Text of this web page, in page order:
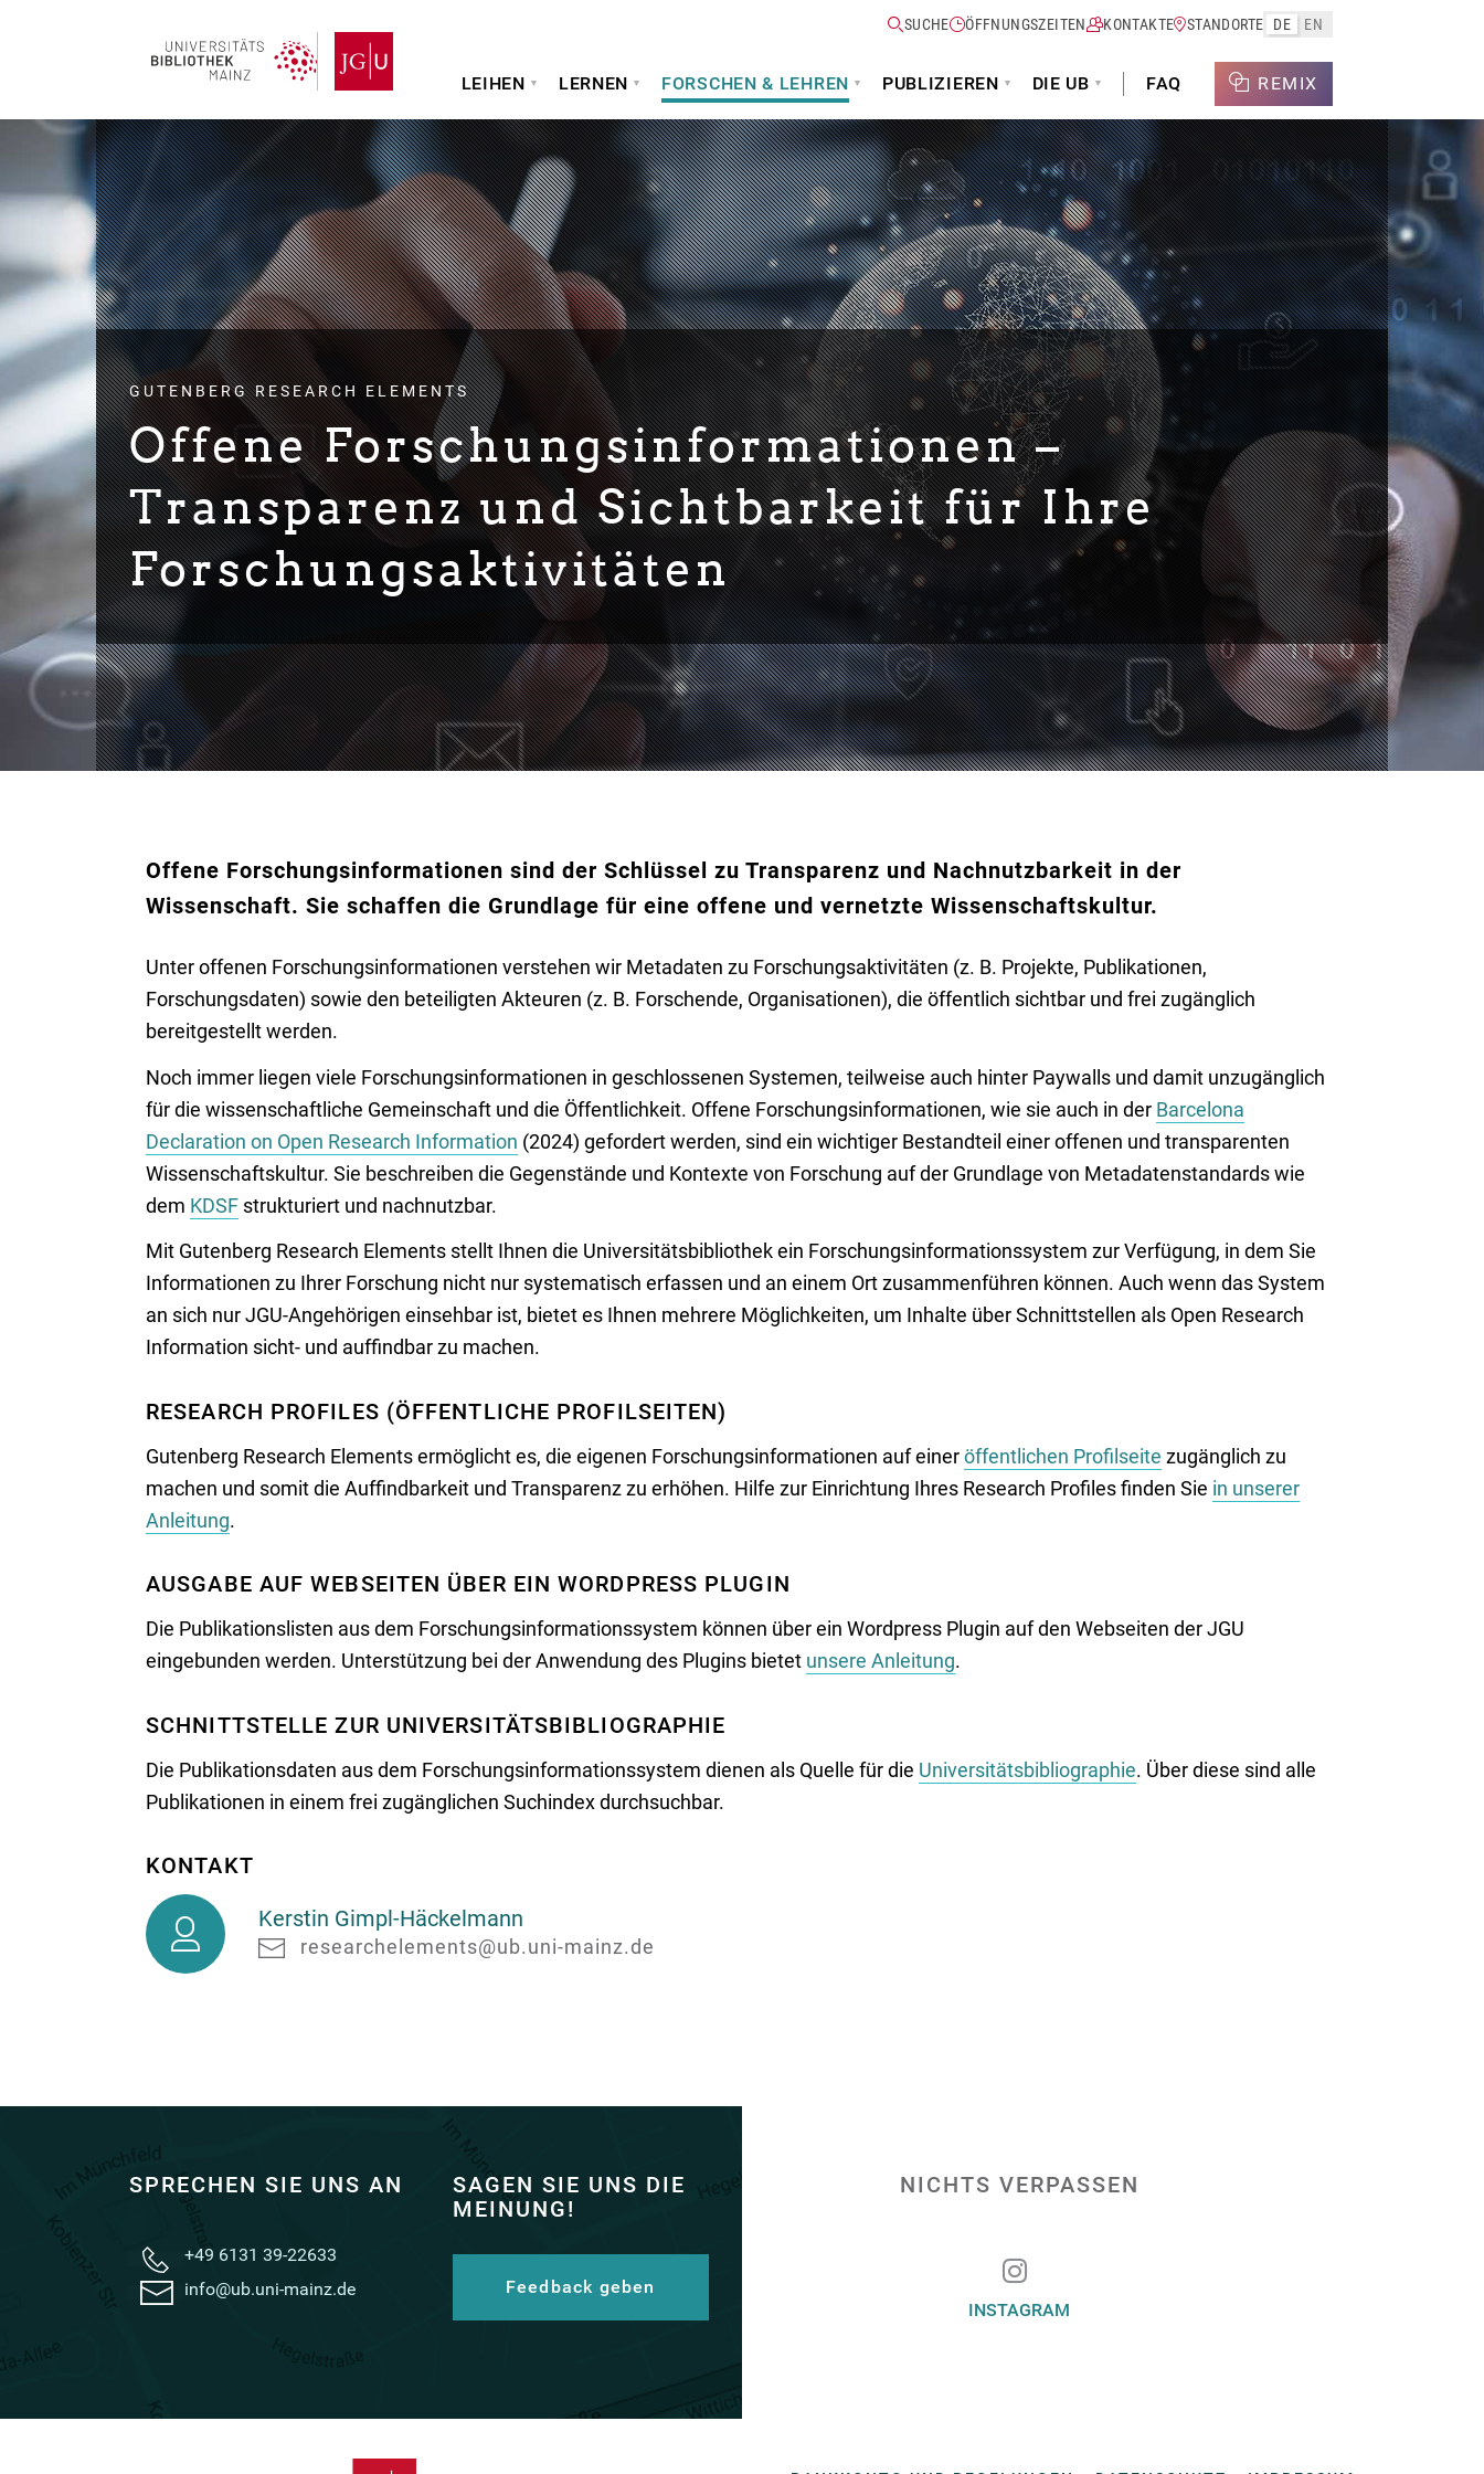
SUCHE ÖFFNUNGSZEITEN KONTAKTE STANDORTE DE EN
LEIHEN LERNEN FORSCHEN & LEHREN PUBLIZIEREN DIE UB FAQ REMIX
GUTENBERG RESEARCH ELEMENTS
Offene Forschungsinformationen –
Transparenz und Sichtbarkeit für Ihre
Forschungsaktivitäten
Offene Forschungsinformationen sind der Schlüssel zu Transparenz und Nachnutzbarkeit in der
Wissenschaft. Sie schaffen die Grundlage für eine offene und vernetzte Wissenschaftskultur.
Unter offenen Forschungsinformationen verstehen wir Metadaten zu Forschungsaktivitäten (z. B. Projekte, Publikationen,
Forschungsdaten) sowie den beteiligten Akteuren (z. B. Forschende, Organisationen), die öffentlich sichtbar und frei zugänglich
bereitgestellt werden.
Noch immer liegen viele Forschungsinformationen in geschlossenen Systemen, teilweise auch hinter Paywalls und damit unzugänglich
für die wissenschaftliche Gemeinschaft und die Öffentlichkeit. Offene Forschungsinformationen, wie sie auch in der Barcelona
Declaration on Open Research Information (2024) gefordert werden, sind ein wichtiger Bestandteil einer offenen und transparenten
Wissenschaftskultur. Sie beschreiben die Gegenstände und Kontexte von Forschung auf der Grundlage von Metadatenstandards wie
dem KDSF strukturiert und nachnutzbar.
Mit Gutenberg Research Elements stellt Ihnen die Universitätsbibliothek ein Forschungsinformationssystem zur Verfügung, in dem Sie
Informationen zu Ihrer Forschung nicht nur systematisch erfassen und an einem Ort zusammenführen können. Auch wenn das System
an sich nur JGU-Angehörigen einsehbar ist, bietet es Ihnen mehrere Möglichkeiten, um Inhalte über Schnittstellen als Open Research
Information sicht- und auffindbar zu machen.
RESEARCH PROFILES (ÖFFENTLICHE PROFILSEITEN)
Gutenberg Research Elements ermöglicht es, die eigenen Forschungsinformationen auf eineröffentlichen Profilseite zugänglich zu
machen und somit die Auffindbarkeit und Transparenz zu erhöhen. Hilfe zur Einrichtung Ihres Research Profiles finden Sie in unserer
Anleitung.
AUSGABE AUF WEBSEITEN ÜBER EIN WORDPRESS PLUGIN
Die Publikationslisten aus dem Forschungsinformationssystem können über ein Wordpress Plugin auf den Webseiten der JGU
eingebunden werden. Unterstützung bei der Anwendung des Plugins bietet unsere Anleitung.
SCHNITTSTELLE ZUR UNIVERSITÄTSBIBLIOGRAPHIE
Die Publikationsdaten aus dem Forschungsinformationssystem dienen als Quelle für die Universitätsbibliographie. Über diese sind alle
Publikationen in einem frei zugänglichen Suchindex durchsuchbar.
KONTAKT
Kerstin
Gimpl-
Häckelmann
Kerstin Gimpl-Häckelmann
researchelements@ub.uni-mainz.de
SPRECHEN SIE UNS AN
+49 6131 39-22633
info@ub.uni-mainz.de
SAGEN SIE UNS DIE
MEINUNG!
Feedback geben
NICHTS VERPASSEN
INSTAGRAM